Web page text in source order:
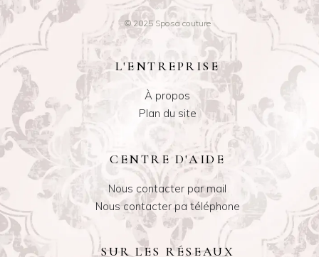
© 2025 Sposa couture
L'ENTREPRISE
À propos
Plan du site
CENTRE D'AIDE
Nous contacter par mail
Nous contacter pa téléphone
SUR LES RÉSEAUX